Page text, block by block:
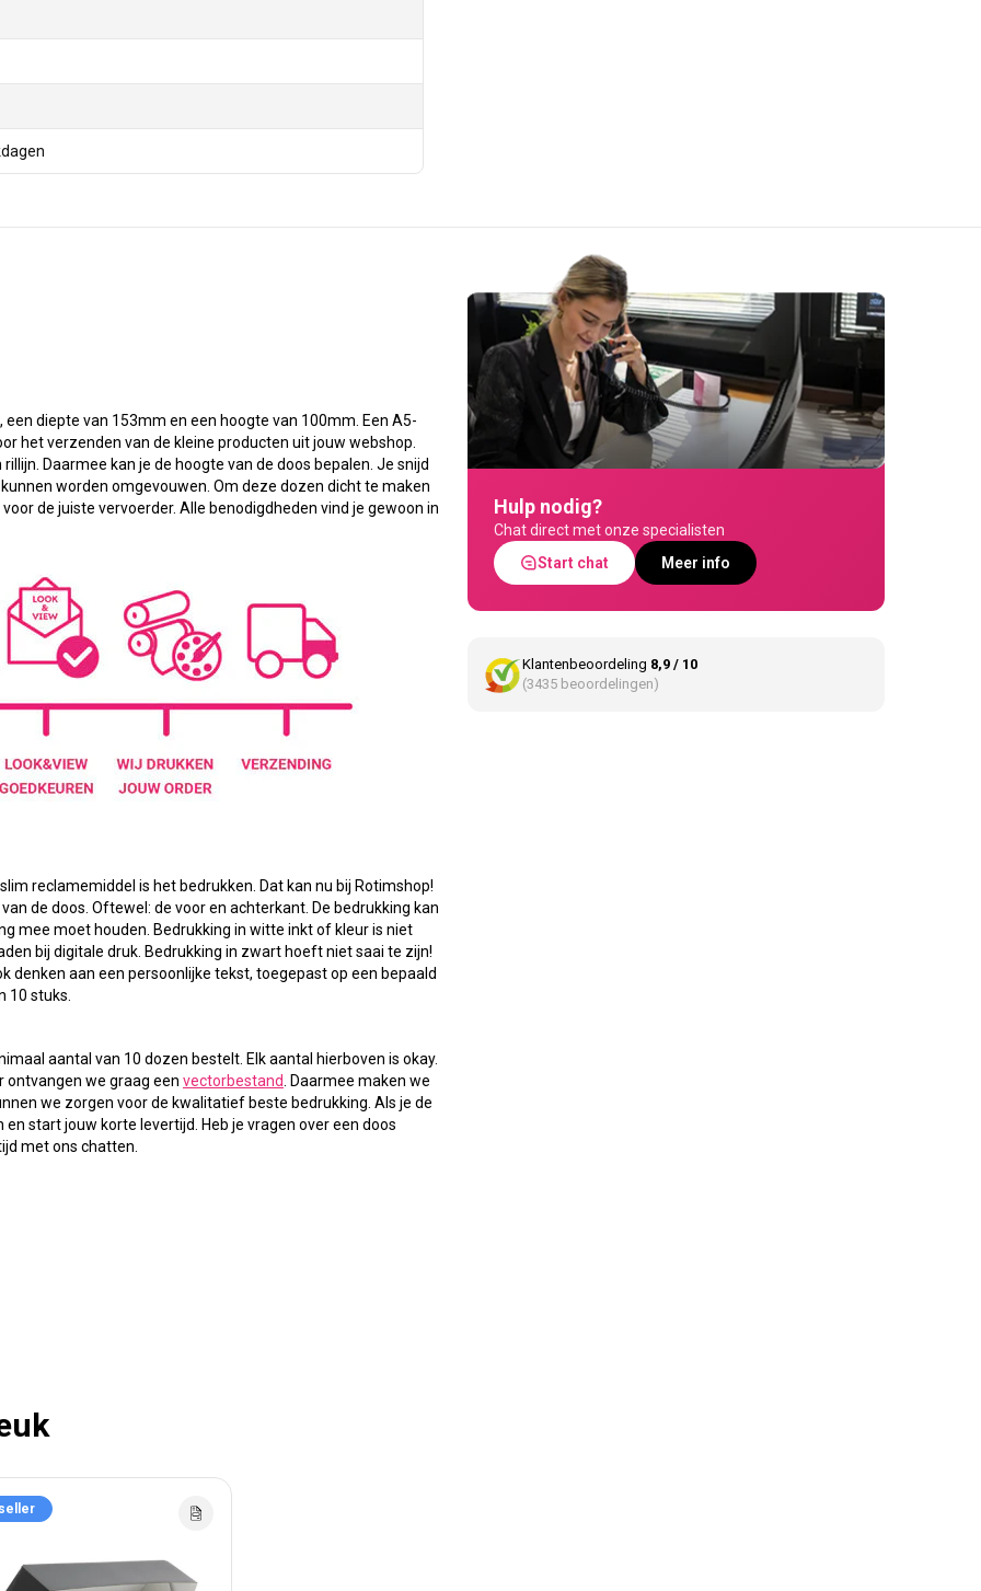
diepte van 153mm en een hoogte van 100mm. Een A5-
het verzenden van de kleine producten uit jouw webshop.
Daarmee kan je de hoogte van de doos bepalen. Je snijd
worden omgevouwen. Om deze dozen dicht te maken
de juiste vervoerder. Alle benodigdheden vind je gewoon in
reclamemiddel is het bedrukken. Dat kan nu bij Rotimshop!
de doos. Oftewel: de voor en achterkant. De bedrukking kan
mee moet houden. Bedrukking in witte inkt of kleur is niet
bij digitale druk. Bedrukking in zwart hoeft niet saai te zijn!
denken aan een persoonlijke tekst, toegepast op een bepaald
10 stuks.
aantal van 10 dozen bestelt. Elk aantal hierboven is okay.
ontvangen we graag een vectorbestand
. Daarmee maken we
we zorgen voor de kwalitatief beste bedrukking. Als je de
start jouw korte levertijd. Heb je vragen over een doos
met ons chatten.
Hulp nodig?
Chat direct met onze specialisten
Start chat
Meer info
Klantenbeoordeling 8,9 / 10
(3435 beoordelingen)